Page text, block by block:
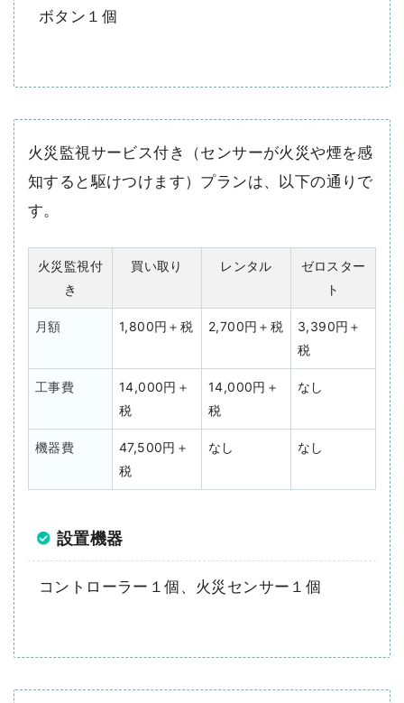
ボタン１個
火災監視サービス付き（センサーが火災や煙を感
知すると駆けつけます）プランは、以下の通りで
す。
火災監視付
き
買い取り レンタル
ゼロスター
ト
月額 1,800円＋税 2,700円＋税
3,390円＋
税
工事費
14,000円＋
税
14,000円＋
税
なし
機器費
47,500円＋
税
なし なし
設置機器
コントローラー１個、火災センサー１個